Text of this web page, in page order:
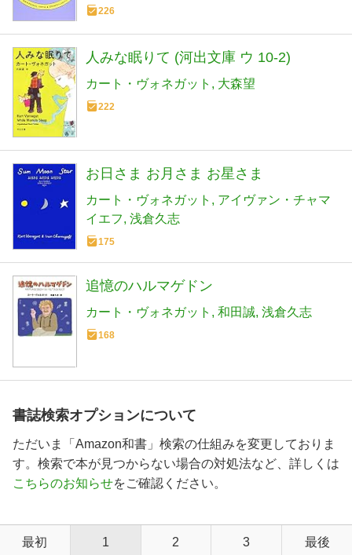
226
人みな眠りて (河出文庫 ウ 10-2)
カート・ヴォネガット 大森望
222
お日さま お月さま お星さま
カート・ヴォネガット
アイヴァン・チャマ
イエフ 浅倉久志
175
追憶のハルマゲドン
カート・ヴォネガット 和田誠 浅倉久志
168
書誌検索オプションについて
ただいま「Amazon和書」検索の仕組みを変更しておりま
す。検索で本が見つからない場合の対処法など、詳しくは
こちらのお知らせをご確認ください。
最初 1 2 3 最後